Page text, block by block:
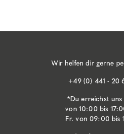
Wir helfen dir gerne
+49 (0) 441 - 20
*Du erreichst
von 10:00 bis
Fr. von 09:00 bis